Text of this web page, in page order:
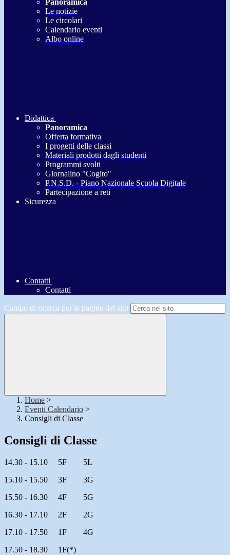
Panoramica
Le notizie
Le circolari
Calendario eventi
Albo online
Didattica
Panoramica
Offerta formativa
I progetti delle classi
Materiali prodotti dagli studenti
Programmi svolti
Giornalino "Cogito"
P.N.S.D. - Piano Nazionale Scuola Digitale
Partecipazione a reti
Sicurezza
Contatti
Contatti
Campo di ricerca per le pagine del sito
Home >
Eventi Calendario >
Consigli di Classe
Consigli di Classe
14.30 - 15.10 5F 5L
15.10 - 15.50 3F 3G
15.50 - 16.30 4F 5G
16.30 - 17.10 2F 2G
17.10 - 17.50 1F 4G
17.50 - 18.30 1F(*)